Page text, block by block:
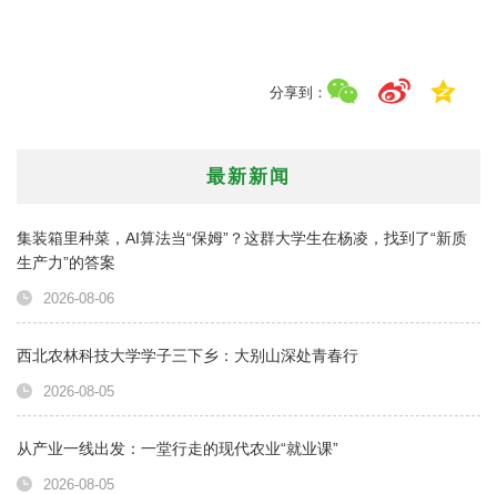
分享到：
最新新闻
集装箱里种菜，AI算法当“保姆”？这群大学生在杨凌，找到了“新质
生产力”的答案
2026-08-06
西北农林科技大学学子三下乡：大别山深处青春行
2026-08-05
从产业一线出发：一堂行走的现代农业“就业课”
2026-08-05